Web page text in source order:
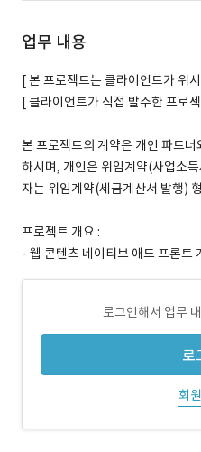
업무 내용
[ 본 프로젝트는 클라이언트가 위
[ 클라이언트가 직접 발주한 프로
본 프로젝트의 계약은 개인 파트
하시며, 개인은 위임계약(사업소
자는 위임계약(세금계산서 발행)
프로젝트 개요 :
- 웹 콘텐츠 네이티브 애드 프론트
로그인해서 업무
로
회